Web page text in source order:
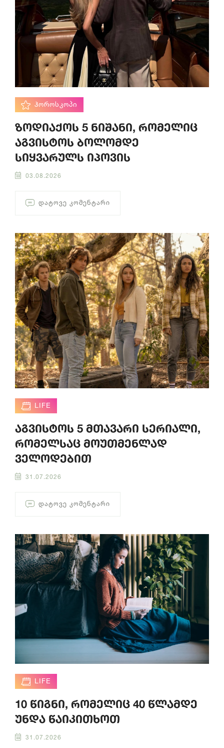
ᲰᲝᲠᲝᲡᲙᲝᲞᲘ
ზოდიაქოს 5 ნიშანი, რომელიც
აგვისტოს ბოლომდე
სიყვარულს იპოვის
03.08.2026
ᲓᲐᲢᲝᲕᲔ ᲙᲝᲛᲔᲜᲢᲐᲠᲘ
LIFE
აგვისტოს 5 მთავარი სერიალი,
რომელსაც მოუთმენლად
ველოდებით
31.07.2026
ᲓᲐᲢᲝᲕᲔ ᲙᲝᲛᲔᲜᲢᲐᲠᲘ
LIFE
10 წიგნი, რომელიც 40 წლამდე
უნდა წაიკითხოთ
31.07.2026